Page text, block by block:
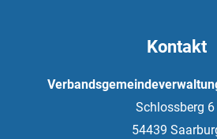
Kontakt
Schlossberg 6
54439